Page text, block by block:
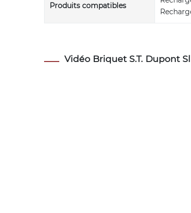
Produits compatibles
Vidéo Briquet S.T. Dupont